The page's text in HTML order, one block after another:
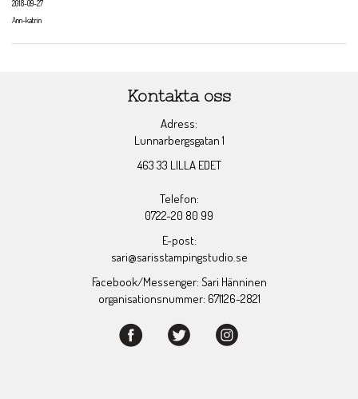
2018-09-27
Ann-katrin
Kontakta oss
Adress:
Lunnarbergsgatan 1
463 33 LILLA EDET
Telefon:
0722-20 80 99
E-post:
sari@sarisstampingstudio.se
Facebook/Messenger: Sari Hänninen
organisationsnummer: 671126-2821